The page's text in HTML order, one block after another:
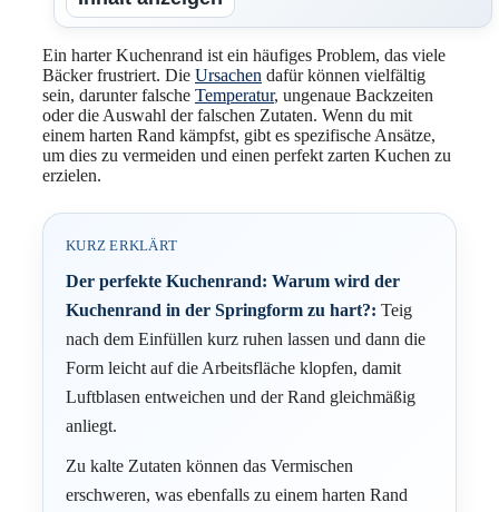
Ein harter Kuchenrand ist ein häufiges Problem, das viele
Bäcker frustriert. Die Ursachen dafür können vielfältig
sein, darunter falsche Temperatur, ungenaue Backzeiten
oder die Auswahl der falschen Zutaten. Wenn du mit
einem harten Rand kämpfst, gibt es spezifische Ansätze,
um dies zu vermeiden und einen perfekt zarten Kuchen zu
erzielen.
KURZ ERKLÄRT
Der perfekte Kuchenrand: Warum wird der
Kuchenrand in der Springform zu hart?: Teig
nach dem Einfüllen kurz ruhen lassen und dann die
Form leicht auf die Arbeitsfläche klopfen, damit
Luftblasen entweichen und der Rand gleichmäßig
anliegt.
Zu kalte Zutaten können das Vermischen
erschweren, was ebenfalls zu einem harten Rand